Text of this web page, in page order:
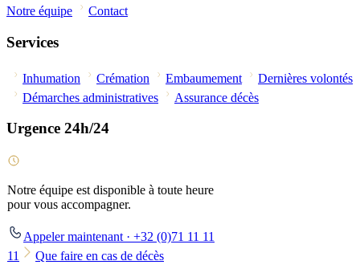
Notre équipe
Contact
Services
Inhumation Crémation Embaumement
Dernières volontés
Démarches administratives
Assurance décès
Urgence 24h/24
Notre équipe est disponible à toute heure
pour vous accompagner.
Appeler maintenant · +32 (0)71 11 11
11
Que faire en cas de décès